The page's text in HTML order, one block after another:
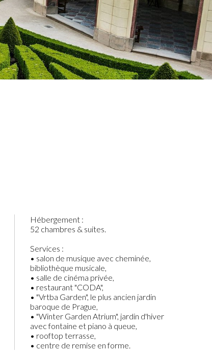
Hébergement :
52 chambres & suites.
Services :
• salon de musique avec cheminée,
bibliothèque musicale,
• salle de cinéma privée,
• restaurant "CODA",
• "Vrtba Garden", le plus ancien jardin
baroque de Prague,
• "Winter Garden Atrium", jardin d'hiver
avec fontaine et piano à queue,
• rooftop terrasse,
• centre de remise en forme.